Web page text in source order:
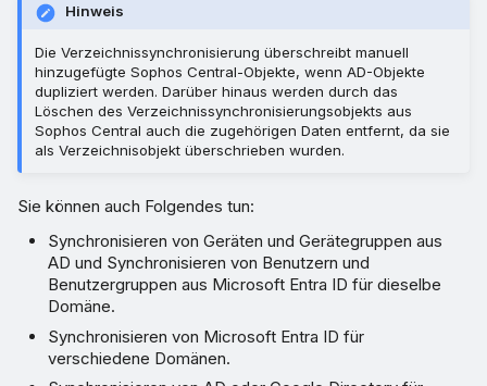
Hinweis
Die Verzeichnissynchronisierung überschreibt manuell
hinzugefügte Sophos Central-Objekte, wenn AD-Objekte
dupliziert werden. Darüber hinaus werden durch das
Löschen des Verzeichnissynchronisierungsobjekts aus
Sophos Central auch die zugehörigen Daten entfernt, da sie
als Verzeichnisobjekt überschrieben wurden.
Sie können auch Folgendes tun:
Synchronisieren von Geräten und Gerätegruppen aus
AD und Synchronisieren von Benutzern und
Benutzergruppen aus Microsoft Entra ID für dieselbe
Domäne.
Synchronisieren von Microsoft Entra ID für
verschiedene Domänen.